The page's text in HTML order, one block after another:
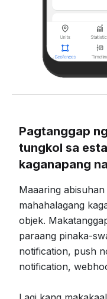
Pagtanggap
tungkol sa
kaganapang
Maaaring
mahahalagang
objek.
paraang pinaka-
notification, push
notification,